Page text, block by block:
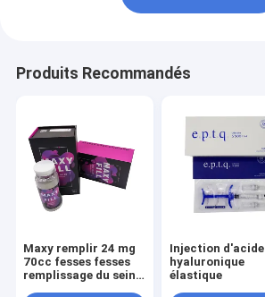
Produits Recommandés
Maxy remplir 24 mg
70cc fesses fesses
remplissage du sein
Injection d'acide
hyaluronique
élastique